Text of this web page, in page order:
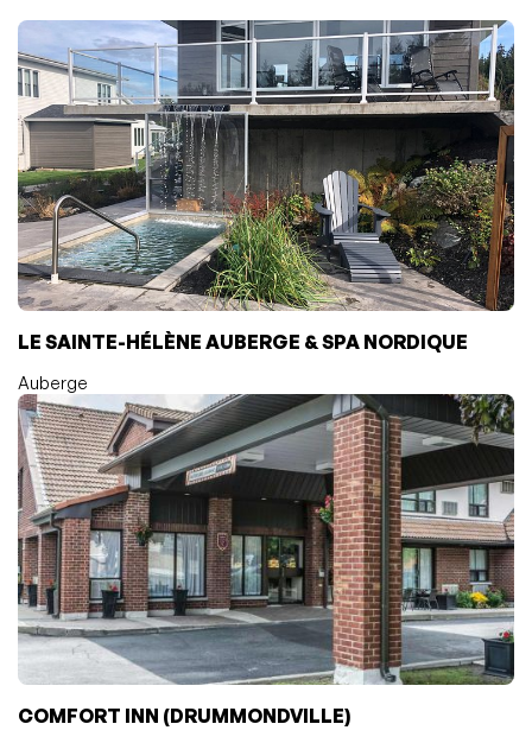
LE SAINTE-HÉLÈNE AUBERGE & SPA NORDIQUE
Auberge
COMFORT INN (DRUMMONDVILLE)